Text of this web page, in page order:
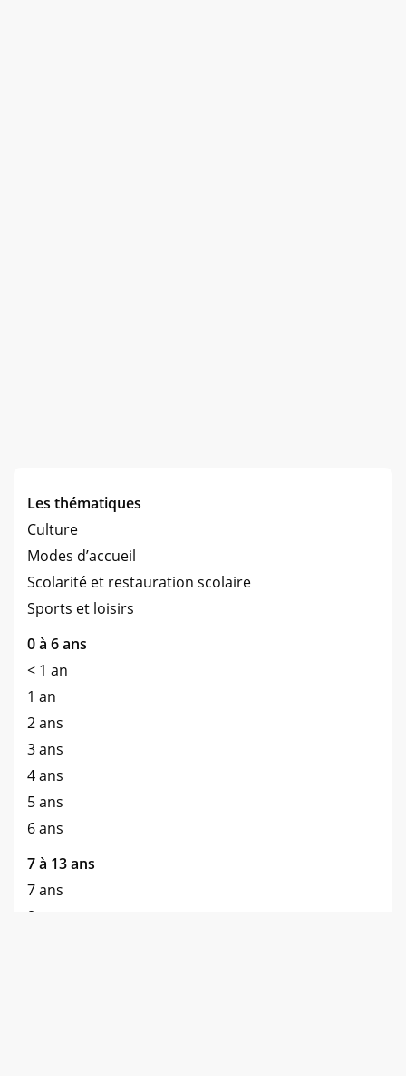
Les thématiques
Culture
Modes d’accueil
Scolarité et restauration scolaire
Sports et loisirs
0 à 6 ans
< 1 an
1 an
2 ans
3 ans
4 ans
5 ans
6 ans
7 à 13 ans
7 ans
8 ans